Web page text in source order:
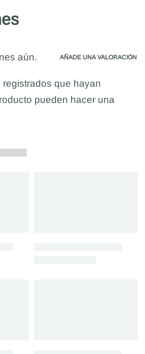
aún. AÑADE UNA VALORACIÓN
que hayan
pueden hacer una